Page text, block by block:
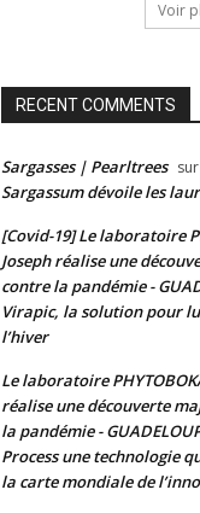
Voir
RECENT COMMENTS
Sargasses | Pearltrees sur
Sargassum dévoile les
[Covid-19] Le laboratoire
Joseph réalise une
contre la pandémie -
Virapic, la solution pour
l’hiver
Le laboratoire
réalise une découverte
la pandémie -
Process une technologie
la carte mondiale de